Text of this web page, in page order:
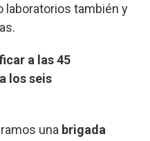
laboratorios también y
a las 45
los seis
una brigada